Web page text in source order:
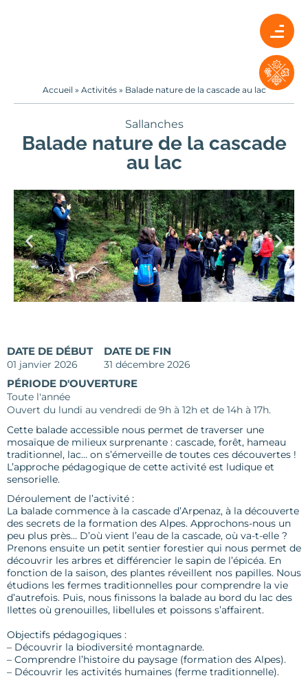
Accueil » Activités» Balade nature de la cascade au lac
Sallanches
Balade nature de la cascade
au lac
DATE DE DÉBUT
01 janvier 2026
DATE DE FIN
31 décembre 2026
PÉRIODE D'OUVERTURE
Toute l'année
Ouvert du lundi au vendredi de 9h à 12h et de 14h à 17h.
Cette balade accessible nous permet de traverser une
mosaïque de milieux surprenante : cascade, forêt, hameau
traditionnel, lac… on s’émerveille de toutes ces découvertes !
L’approche pédagogique de cette activité est ludique et
sensorielle.
Déroulement de l’activité :
La balade commence à la cascade d’Arpenaz, à la découverte
des secrets de la formation des Alpes. Approchons-nous un
peu plus près… D’où vient l’eau de la cascade, où va-t-elle ?
Prenons ensuite un petit sentier forestier qui nous permet de
découvrir les arbres et différencier le sapin de l’épicéa. En
fonction de la saison, des plantes réveillent nos papilles. Nous
étudions les fermes traditionnelles pour comprendre la vie
d’autrefois. Puis, nous finissons la balade au bord du lac des
Ilettes où grenouilles, libellules et poissons s’affairent.
Objectifs pédagogiques :
– Découvrir la biodiversité montagnarde.
– Comprendre l’histoire du paysage (formation des Alpes).
– Découvrir les activités humaines (ferme traditionnelle).